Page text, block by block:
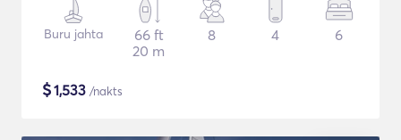
Buru jahta
66 ft
20 m
8 4 6
$1,533 /nakts